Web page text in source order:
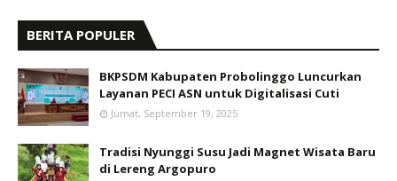
BERITA POPULER
BKPSDM Kabupaten Probolinggo Luncurkan
Layanan PECI ASN untuk Digitalisasi Cuti
Jumat, September 19, 2025
Tradisi Nyunggi Susu Jadi Magnet Wisata Baru
di Lereng Argopuro